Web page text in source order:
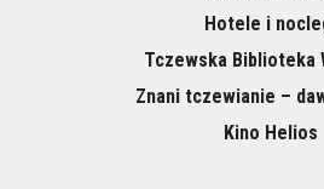
Hotele i
Tczewska Biblioteka
Znani tczewianie –
Kino Helios